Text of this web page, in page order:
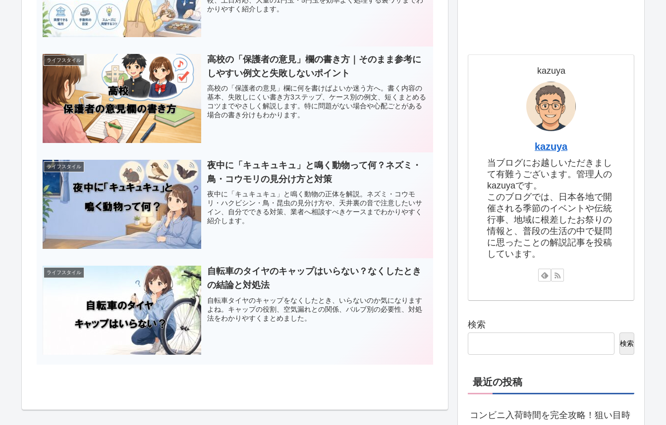
かりやすく紹介します。
ライフスタイル
高校の「保護者の意見」欄の書き方｜そのまま参考に
しやすい例文と失敗しないポイント
高校の「保護者の意見」欄に何を書けばよいか迷う方へ。書く内容の
基本、失敗しにくい書き方3ステップ、ケース別の例文、短くまとめる
コツまでやさしく解説します。特に問題がない場合や心配ごとがある
場合の書き分けもわかります。
ライフスタイル
夜中に「キュキュキュ」と鳴く動物って何？ネズミ・
鳥・コウモリの見分け方と対策
夜中に「キュキュキュ」と鳴く動物の正体を解説。ネズミ・コウモ
リ・ハクビシン・鳥・昆虫の見分け方や、天井裏の音で注意したいサ
イン、自分でできる対策、業者へ相談すべきケースまでわかりやすく
紹介します。
ライフスタイル
自転車のタイヤのキャップはいらない？なくしたとき
の結論と対処法
自転車タイヤのキャップをなくしたとき、いらないのか気になります
よね。キャップの役割、空気漏れとの関係、バルブ別の必要性、対処
法をわかりやすくまとめました。
kazuya
kazuya
当ブログにお越しいただきまし
て有難うございます。管理人の
kazuyaです。
このブログでは、日本各地で開
催される季節のイベントや伝統
行事、地域に根差したお祭りの
情報と、普段の生活の中で疑問
に思ったことの解説記事を投稿
しています。
検索
検索
最近の投稿
コンビニ入荷時間を完全攻略！狙い目時